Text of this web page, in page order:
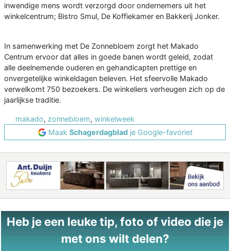
inwendige mens wordt verzorgd door ondernemers uit het
winkelcentrum; Bistro Smul, De Koffiekamer en Bakkerij Jonker.
In samenwerking met De Zonnebloem zorgt het Makado
Centrum ervoor dat alles in goede banen wordt geleid, zodat
alle deelnemende ouderen en gehandicapten prettige en
onvergetelijke winkeldagen beleven. Het sfeervolle Makado
verwelkomt 750 bezoekers. De winkeliers verheugen zich op de
jaarlijkse traditie.
makado, zonnebloem, winkelweek
Maak Schagerdagbladje Google-favoriet
Heb je een leuke tip, foto of video die je
met ons wilt delen?